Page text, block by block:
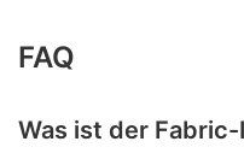
FAQ
Was ist der